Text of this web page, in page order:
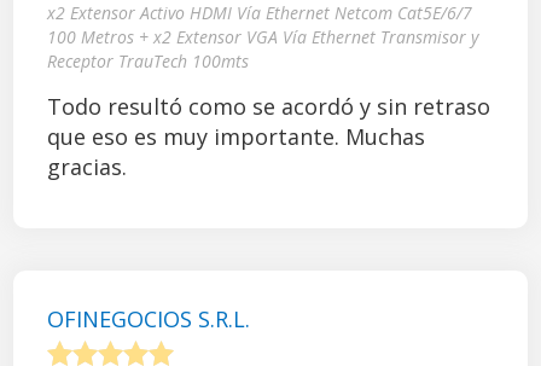
x2 Extensor Activo HDMI Vía Ethernet Netcom Cat5E/6/7
100 Metros + x2 Extensor VGA Vía Ethernet Transmisor y
Receptor TrauTech 100mts
Todo resultó como se acordó y sin retraso
que eso es muy importante. Muchas
gracias.
OFINEGOCIOS S.R.L.